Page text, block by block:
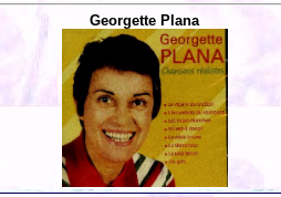
Georgette Plana